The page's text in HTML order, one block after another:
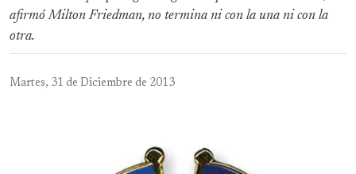
afirmó Milton Friedman, no termina ni con la una ni con la
otra.
Martes, 31 de Diciembre de 2013